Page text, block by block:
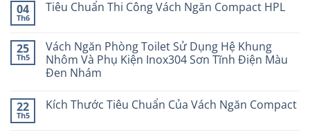
04
Th6
Tiêu Chuẩn Thi Công Vách Ngăn Compact HPL
25
Th5
Vách Ngăn Phòng Toilet Sử Dụng Hệ Khung
Nhôm Và Phụ Kiện Inox304 Sơn Tĩnh Điện Màu
Đen Nhám
22
Th5
Kích Thước Tiêu Chuẩn Của Vách Ngăn Compact